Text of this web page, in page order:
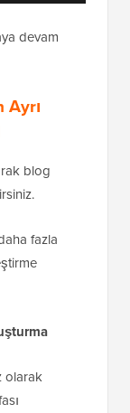
devam
Ayrı
blog
fazla
olarak